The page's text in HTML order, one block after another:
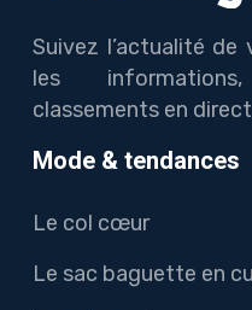
Suivez l’actualité
les
classements en
Mode & tendances
Le col cœur
Le sac baguette en